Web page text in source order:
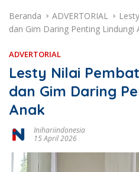
Beranda ADVERTORIAL
dan Gim Daring Penting Lindungi
ADVERTORIAL
Lesty Nilai
dan Gim Daring
Anak
Inihariindonesia
15 April 2026